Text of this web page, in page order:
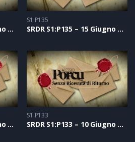
SRDR S1:P136 – 16 Giugno 2021
S1:P135
SRDR S1:P135 – 15 Giugno 2021
SRDR S1:P134 – 14 Giugno 2021
S1:P133
SRDR S1:P133 – 10 Giugno 2021